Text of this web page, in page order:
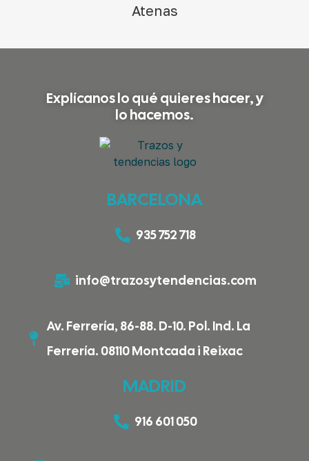
Atenas
Explícanos lo qué quieres hacer, y
lo hacemos.
BARCELONA
935 752 718
info@trazosytendencias.com
Av. Ferrería, 86-88. D-10. Pol. Ind. La
Ferrería. 08110 Montcada i Reixac
MADRID
916 601 050